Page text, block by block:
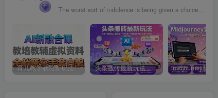
The worst sort of indolence is being given a choice, yet taking no initiative to change.
育儿教学教培新玩法，AI生成教学视频，市场大，操作简单，变现天花板非常高 头条搬砖最新玩法，文章+视频用AI全搞定，一天5张+不是问题，每天只需10分钟